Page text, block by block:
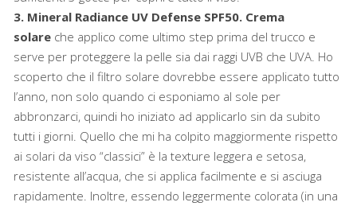
3. Mineral Radiance UV Defense SPF50. Crema
solare che applico come ultimo step prima del trucco e
serve per proteggere la pelle sia dai raggi UVB che UVA. Ho
scoperto che il filtro solare dovrebbe essere applicato tutto
l’anno, non solo quando ci esponiamo al sole per
abbronzarci, quindi ho iniziato ad applicarlo sin da subito
tutti i giorni. Quello che mi ha colpito maggiormente rispetto
ai solari da viso “classici” è la texture leggera e setosa,
resistente all’acqua, che si applica facilmente e si asciuga
rapidamente. Inoltre, essendo leggermente colorata (in una